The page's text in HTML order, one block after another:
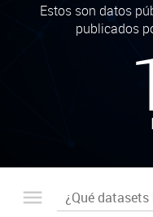
Estos son datos
publicados